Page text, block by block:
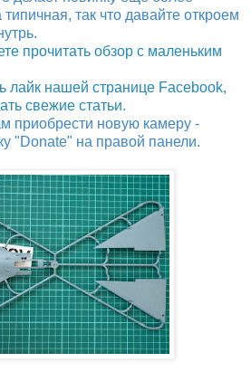
так что давайте откроем
прочитать обзор с маленьким
лайк нашей странице Facebook,
свежие статьи.
приобрести новую камеру -
"Donate" на правой панели.